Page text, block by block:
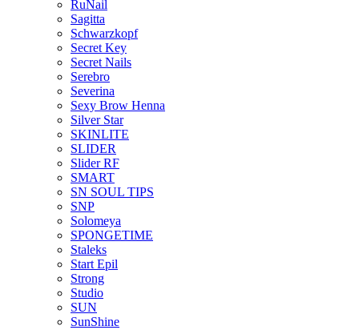
RuNail
Sagitta
Schwarzkopf
Secret Key
Secret Nails
Serebro
Severina
Sexy Brow Henna
Silver Star
SKINLITE
SLIDER
Slider RF
SMART
SN SOUL TIPS
SNP
Solomeya
SPONGETIME
Staleks
Start Epil
Strong
Studio
SUN
SunShine